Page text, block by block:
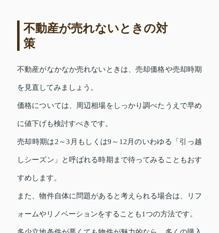
不動産が売れないときの対
策
不動産がなかなか売れないときは、売却価格や売却時期
を見直してみましょう。
価格については、周辺相場をしっかり調べたうえで早め
に値下げも検討すべきです。
売却時期は2～3月もしくは9～12月のいわゆる「引っ越
しシーズン」と呼ばれる時期まで待ってみることもおす
すめします。
また、物件自体に問題があると考えられる場合は、リフ
ォームやリノベーションをすることも1つの方法です。